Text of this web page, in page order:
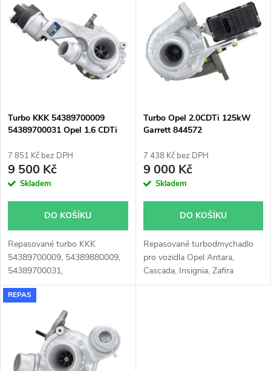
z
e
p
r
o
u
k
t
Nejprodávanější
Abecedně
ý
s
p
r
o
d
u
k
ů
Turbo KKK 54389700009
54389700031 Opel 1.6 CDTi
7 851 Kč bez DPH
9 500 Kč
Skladem
DO KOŠÍKU
Repasované turbo KKK
54389700009, 54389880009,
54389700031,
54389880031 pro vozy Opel
Astra 81kW 100KW, Insignia
81kW 88kW 100kW, Meriva
100kW, Mokka 81kW 100kW,
Zafira 88kW 99kW 100kW
Turbo Opel 2.0CDTi 125kW
Garrett 844572
7 438 Kč bez DPH
9 000 Kč
Skladem
DO KOŠÍKU
Repasované turbodmychadlo
pro vozidla Opel Antara,
Cascada, Insignia, Zafira
125kW
REPAS